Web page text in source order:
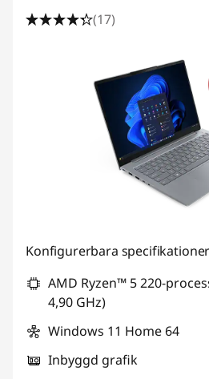
(17)
Konfigurerbara
AMD Ryzen™ 5 220-
4,90 GHz)
Windows 11 Home 64
Inbyggd grafik